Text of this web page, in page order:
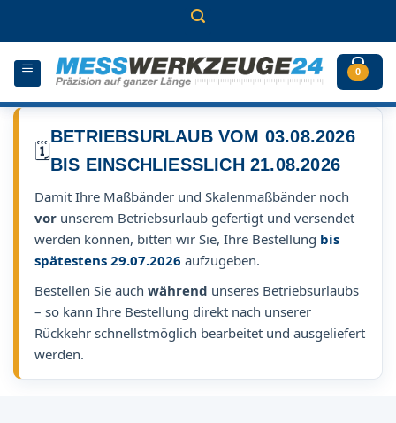
0
🗓️
BETRIEBSURLAUB VOM 03.08.2026
BIS EINSCHLIESSLICH 21.08.2026
Damit Ihre Maßbänder und Skalenmaßbänder noch
vor unserem Betriebsurlaub gefertigt und versendet
werden können, bitten wir Sie, Ihre Bestellung bis
spätestens 29.07.2026 aufzugeben.
Bestellen Sie auch während unseres Betriebsurlaubs
– so kann Ihre Bestellung direkt nach unserer
Rückkehr schnellstmöglich bearbeitet und ausgeliefert
werden.